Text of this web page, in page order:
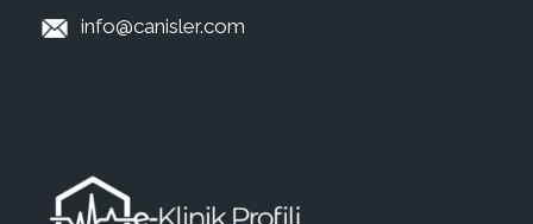
info@canisler.com